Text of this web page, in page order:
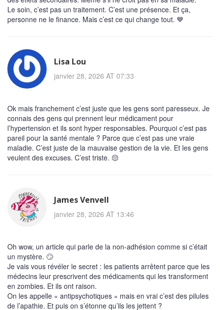
Le soin, c’est pas un traitement. C’est une présence. Et ça,
personne ne le finance. Mais c’est ce qui change tout. 💙
Lisa Lou
janvier 28, 2026 AT 07:33
Ok mais franchement c’est juste que les gens sont paresseux. Je
connais des gens qui prennent leur médicament pour
l’hypertension et ils sont hyper responsables. Pourquoi c’est pas
pareil pour la santé mentale ? Parce que c’est pas une vraie
maladie. C’est juste de la mauvaise gestion de la vie. Et les gens
veulent des excuses. C’est triste. 😔
James Venvell
janvier 28, 2026 AT 13:46
Oh wow, un article qui parle de la non-adhésion comme si c’était
un mystère. 🙄
Je vais vous révéler le secret : les patients arrêtent parce que les
médecins leur prescrivent des médicaments qui les transforment
en zombies. Et ils ont raison.
On les appelle « antipsychotiques » mais en vrai c’est des pilules
de l’apathie. Et puis on s’étonne qu’ils les jettent ?